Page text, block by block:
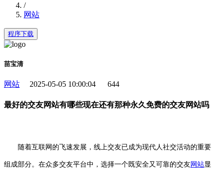
/
网站
程序下载
苗宝清
网站 2025-05-05 10:00:04 644
最好的交友网站有哪些现在还有那种永久免费的交友网站吗
随着互联网的飞速发展，线上交友已成为现代人社交活动的重要
组成部分。在众多交友平台中，选择一个既安全又可靠的交友网站显